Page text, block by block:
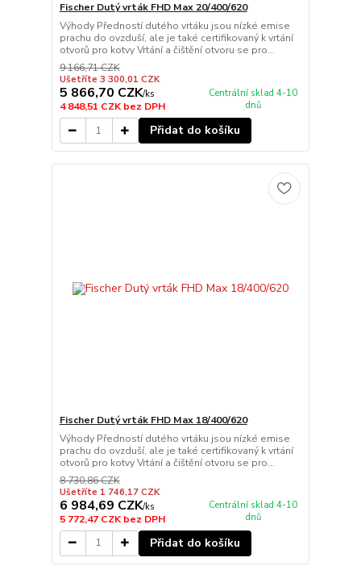
Fischer Dutý vrták FHD Max 20/400/620
Výhody Předností dutého vrtáku jsou nízké emise
prachu do ovzduší, ale je také certifikovaný k vrtání
otvorů pro kotvy Vrtání a čištění otvoru se pro...
9 166,71 CZK
Ušetříte 3 300,01 CZK
5 866,70 CZK/ks
4 848,51 CZKbez DPH
Centrální sklad 4-10
dnů
Přidat do košíku
Fischer Dutý vrták FHD Max 18/400/620
Výhody Předností dutého vrtáku jsou nízké emise
prachu do ovzduší, ale je také certifikovaný k vrtání
otvorů pro kotvy Vrtání a čištění otvoru se pro...
8 730,86 CZK
Ušetříte 1 746,17 CZK
6 984,69 CZK/ks
5 772,47 CZKbez DPH
Centrální sklad 4-10
dnů
Přidat do košíku